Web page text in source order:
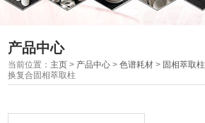
产品中心
当前位置： 主页 > 产品中心 >色谱耗材 > 固相萃取柱
换复合固相萃取柱